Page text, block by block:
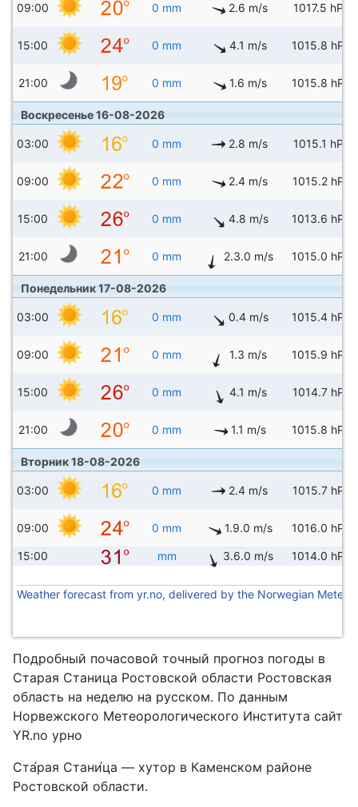
09:00 0 mm 2.6 m/s 1017.5 hPa
15:00 0 mm 4.1 m/s 1015.8 hPa
21:00 0 mm 1.6 m/s 1015.8 hPa
Воскресенье 16-08-2026
03:00 0 mm 2.8 m/s 1015.1 hPa
09:00 0 mm 2.4 m/s 1015.2 hPa
15:00 0 mm 4.8 m/s 1013.6 hPa
21:00 0 mm 2.3.0 m/s 1015.0 hPa
Понедельник 17-08-2026
03:00 0 mm 0.4 m/s 1015.4 hPa
09:00 0 mm 1.3 m/s 1015.9 hPa
15:00 0 mm 4.1 m/s 1014.7 hPa
21:00 0 mm 1.1 m/s 1015.8 hPa
Вторник 18-08-2026
03:00 0 mm 2.4 m/s 1015.7 hPa
09:00 0 mm 1.9.0 m/s 1016.0 hPa
15:00 mm 3.6.0 m/s 1014.0 hPa
Weather forecast from yr.no, delivered by the Norwegian
Подробный почасовой точный прогноз погоды в
Старая Станица Ростовской области Ростовская
область на неделю на русском. По данным
Норвежского Метеорологического Института сайт
YR.no урно
Ста́рая Стани́ца — хутор в Каменском районе
Ростовской области.